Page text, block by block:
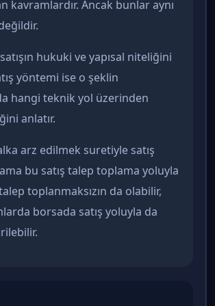
kavramlardır. Ancak bunlar aynı
hukuki ve yapısal niteliğini
yöntemi ise o şeklin
hangi teknik yol üzerinden
anlatır.
arz edilmek suretiyle satış
bu satış talep toplama yoluyla
toplanmaksızın da olabilir,
borsada satış yoluyla da